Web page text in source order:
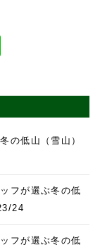
e
の低山（雪山）
フが選ぶ冬の低
24
フが選ぶ冬の低